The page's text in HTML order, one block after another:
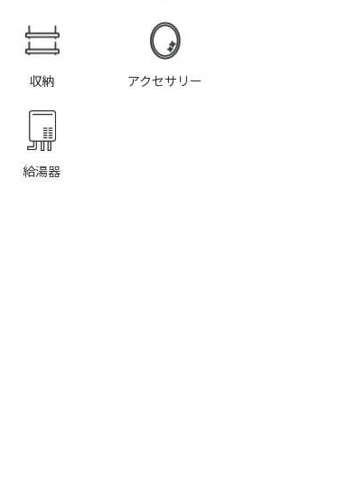
収納 アクセサリー
給湯器